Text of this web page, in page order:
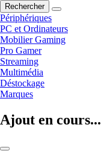
Rechercher
Périphériques
PC et Ordinateurs
Mobilier Gaming
Pro Gamer
Streaming
Multimédia
Déstockage
Marques
Ajout en cours...